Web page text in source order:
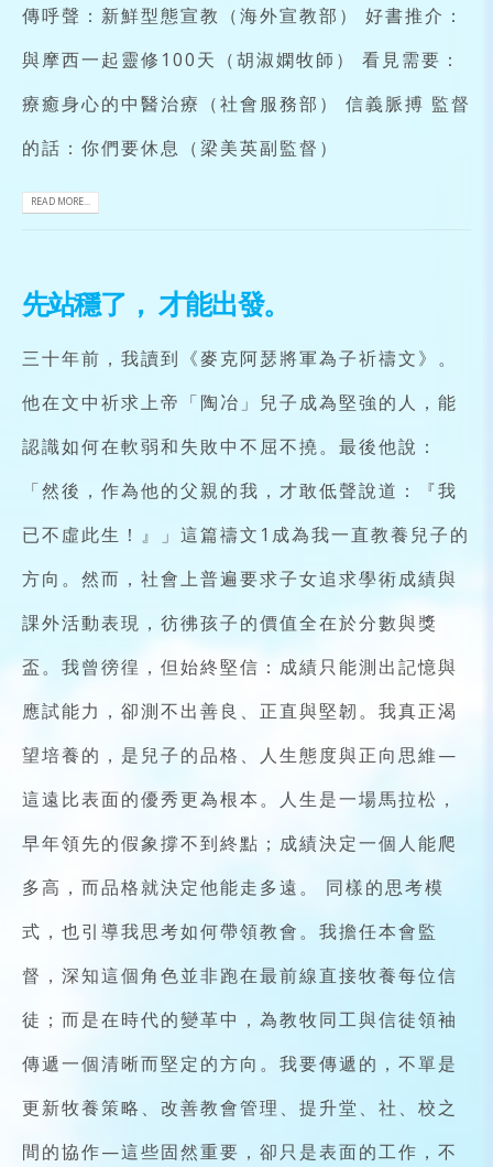
傳呼聲：新鮮型態宣教（海外宣教部） 好書推介：
與摩西一起靈修100天（胡淑嫻牧師） 看見需要：
療癒身心的中醫治療（社會服務部） 信義脈搏 監督
的話：你們要休息（梁美英副監督）
READ MORE...
先站穩了， 才能出發。
三十年前，我讀到《麥克阿瑟將軍為子祈禱文》。
他在文中祈求上帝「陶冶」兒子成為堅強的人，能
認識如何在軟弱和失敗中不屈不撓。最後他說：
「然後，作為他的父親的我，才敢低聲說道：『我
已不虛此生！』」這篇禱文1成為我一直教養兒子的
方向。然而，社會上普遍要求子女追求學術成績與
課外活動表現，彷彿孩子的價值全在於分數與獎
盃。我曾徬徨，但始終堅信：成績只能測出記憶與
應試能力，卻測不出善良、正直與堅韌。我真正渴
望培養的，是兒子的品格、人生態度與正向思維—
這遠比表面的優秀更為根本。人生是一場馬拉松，
早年領先的假象撐不到終點；成績決定一個人能爬
多高，而品格就決定他能走多遠。 同樣的思考模
式，也引導我思考如何帶領教會。我擔任本會監
督，深知這個角色並非跑在最前線直接牧養每位信
徒；而是在時代的變革中，為教牧同工與信徒領袖
傳遞一個清晰而堅定的方向。我要傳遞的，不單是
更新牧養策略、改善教會管理、提升堂、社、校之
間的協作—這些固然重要，卻只是表面的工作，不